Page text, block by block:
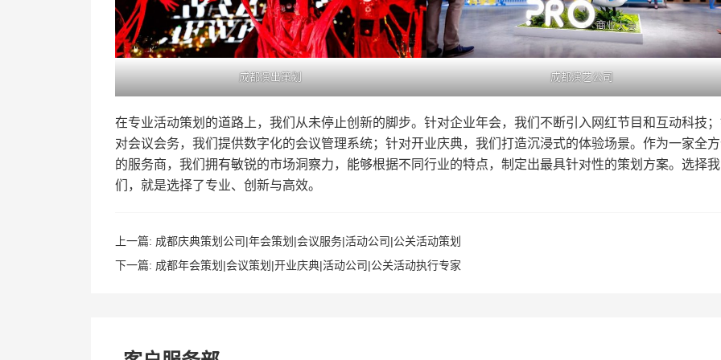
成都演出策划 成都演艺公司
在专业活动策划的道路上，我们从未停止创新的脚步。针对企业年会，我们不断引入网红节目和互动科技
对会议会务，我们提供数字化的会议管理系统；针对开业庆典，我们打造沉浸式的体验场景。作为一家全
的服务商，我们拥有敏锐的市场洞察力，能够根据不同行业的特点，制定出最具针对性的策划方案。选择我
们，就是选择了专业、创新与高效。
上一篇: 成都庆典策划公司|年会策划|会议服务|活动公司|公关活动策划
下一篇: 成都年会策划|会议策划|开业庆典|活动公司|公关活动执行专家